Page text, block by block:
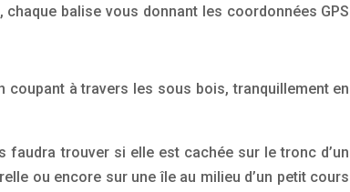
balise vous donnant les coordonnées GPS
à travers les sous bois, tranquillement en
trouver si elle est cachée sur le tronc d’un
ou encore sur une île au milieu d’un petit cours